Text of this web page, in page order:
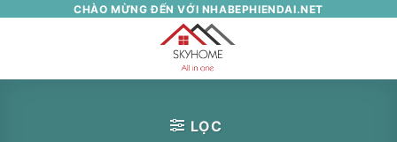
CHÀO MỪNG ĐẾN VỚI NHABEPHIENDAI.NET
LỌC